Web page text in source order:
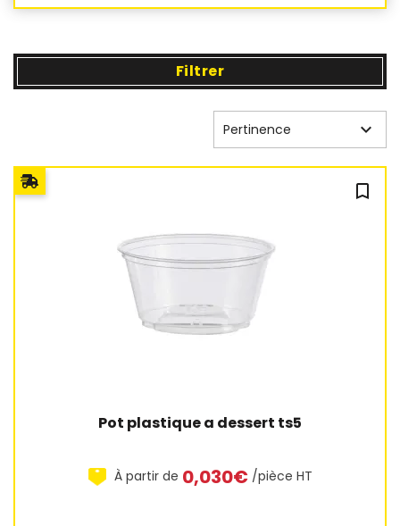
Filtrer
Pertinence 
bookmark_outline
Pot plastique a dessert ts5
À partir de 0,030€ /pièce HT